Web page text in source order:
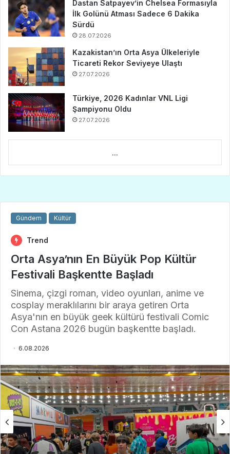
Dastan Satpayev’in Chelsea Formasıyla
İlk Golünü Atması Sadece 6 Dakika
Sürdü
28.07.2026
Kazakistan’ın Orta Asya Ülkeleriyle
Ticareti Rekor Seviyeye Ulaştı
27.07.2026
Türkiye, 2026 Kadınlar VNL Ligi
Şampiyonu Oldu
27.07.2026
...